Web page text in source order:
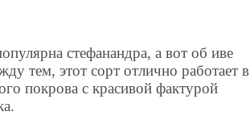
стефанандра, а вот об иве
тем, этот сорт отлично работает в
покрова с красивой фактурой